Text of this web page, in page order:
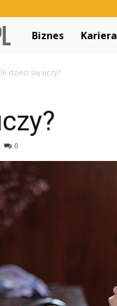
Decapitated.pl
Biznes Kariera
Ile dzieci się uczy?
0